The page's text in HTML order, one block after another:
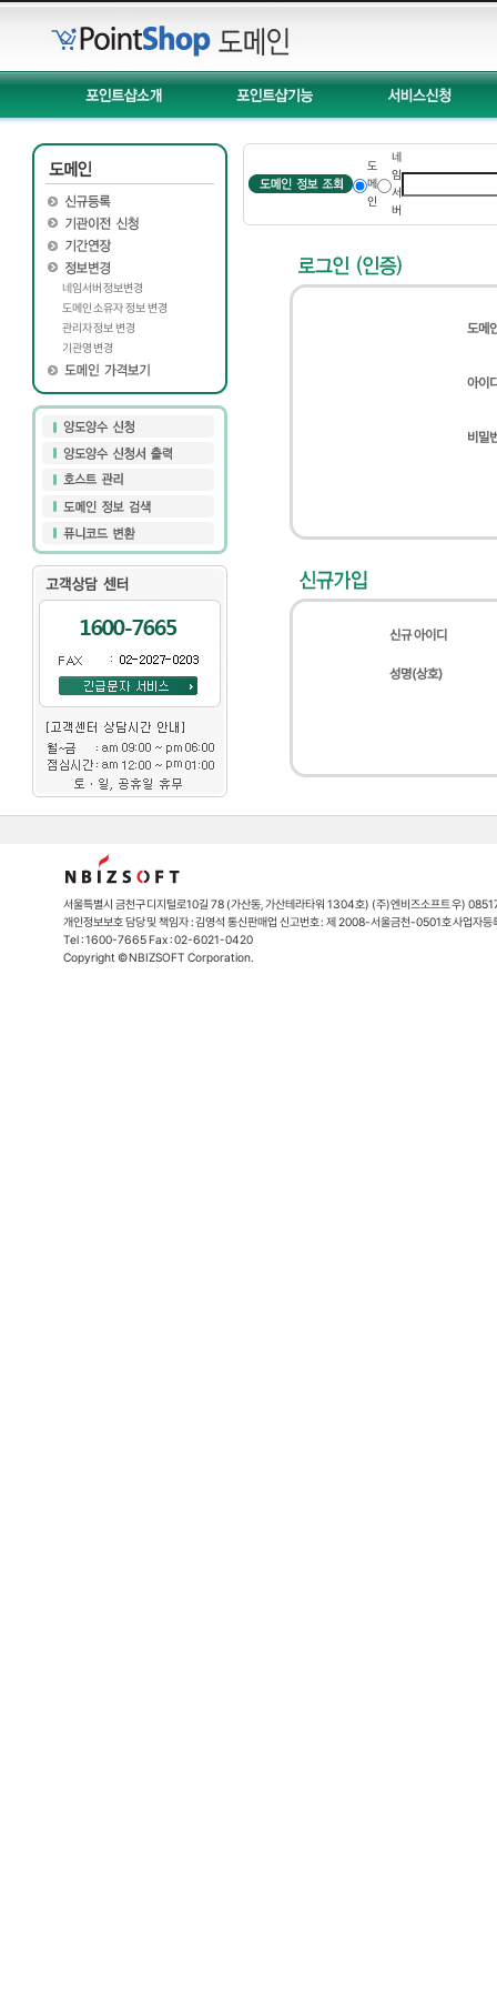
네임서버 정보변경
도메인 소유자 정보 변경
관리자 정보 변경
기관명 변경
도
메
인
네
임
서
버
도메
아이
비밀
신규 아이디
성명(상호)
서울특별시 금천구 디지털로10길 78 (가산동, 가산테라타워 1304호) (주)엔비즈소프트 우)
개인정보보호 담당 및 책임자 : 김영석 통신판매업 신고번호 : 제 2008-서울금천-0501호 사업자
Tel : 1600-7665 Fax : 02-6021-0420
Copyright © NBIZSOFT Corporation.